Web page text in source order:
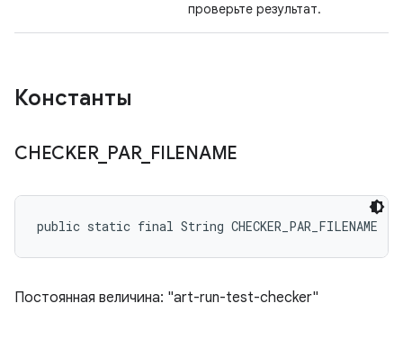
проверьте результат.
Константы
CHECKER_ PAR_ FILENAME
public static final String CHECKER_PAR_FILENAME
Постоянная величина: "art-run-test-checker"